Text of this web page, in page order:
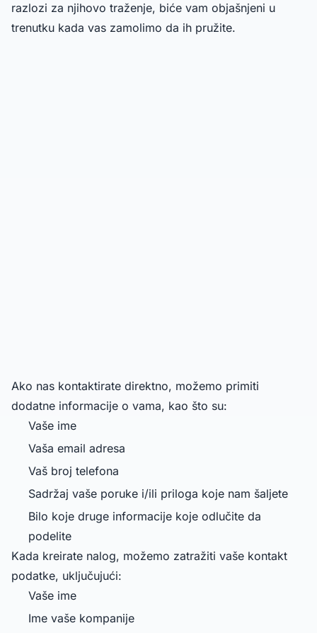
razlozi za njihovo traženje, biće vam objašnjeni u
trenutku kada vas zamolimo da ih pružite.
Ako nas kontaktirate direktno, možemo primiti
dodatne informacije o vama, kao što su:
Vaše ime
Vaša email adresa
Vaš broj telefona
Sadržaj vaše poruke i/ili priloga koje nam šaljete
Bilo koje druge informacije koje odlučite da
podelite
Kada kreirate nalog, možemo zatražiti vaše kontakt
podatke, uključujući:
Vaše ime
Ime vaše kompanije